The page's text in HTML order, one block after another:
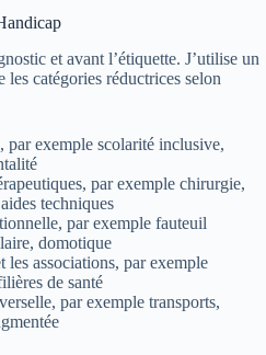
et avant l’étiquette. J’utilise un
les catégories réductrices selon
exemple scolarité inclusive,
par exemple chirurgie,
techniques
par exemple fauteuil
domotique
associations, par exemple
de santé
par exemple transports,